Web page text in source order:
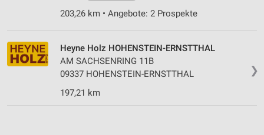
203,26 km • Angebote: 2 Prospekte
❯
Heyne Holz HOHENSTEIN-ERNSTTHAL
AM SACHSENRING 11B
09337 HOHENSTEIN-ERNSTTHAL
197,21 km